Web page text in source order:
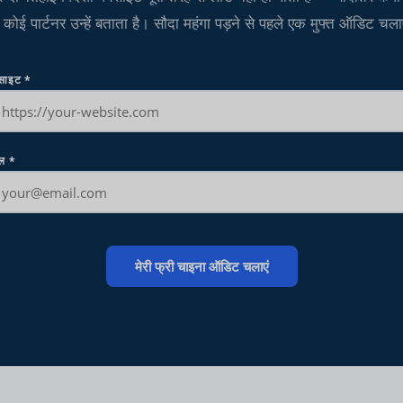
पार्टनर उन्हें बताता है। सौदा महंगा पड़ने से पहले एक मुफ्त ऑडिट
*
*